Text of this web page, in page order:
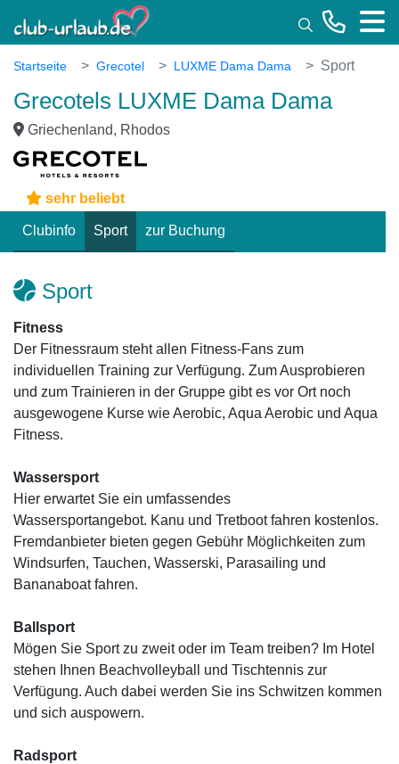
Startseite Grecotel LUXME Dama Dama Sport
Grecotels LUXME Dama Dama
Griechenland, Rhodos
sehr beliebt
Clubinfo Sport zur Buchung
Sport
Fitness
Der Fitnessraum steht allen Fitness-Fans zum
individuellen Training zur Verfügung. Zum Ausprobieren
und zum Trainieren in der Gruppe gibt es vor Ort noch
ausgewogene Kurse wie Aerobic, Aqua Aerobic und Aqua
Fitness.
Wassersport
Hier erwartet Sie ein umfassendes
Wassersportangebot. Kanu und Tretboot fahren kostenlos.
Fremdanbieter bieten gegen Gebühr Möglichkeiten zum
Windsurfen, Tauchen, Wasserski, Parasailing und
Bananaboat fahren.
Ballsport
Mögen Sie Sport zu zweit oder im Team treiben? Im Hotel
stehen Ihnen Beachvolleyball und Tischtennis zur
Verfügung. Auch dabei werden Sie ins Schwitzen kommen
und sich auspowern.
Radsport